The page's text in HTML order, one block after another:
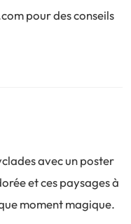
pour des conseils
avec un poster
et ces paysages à
moment magique.